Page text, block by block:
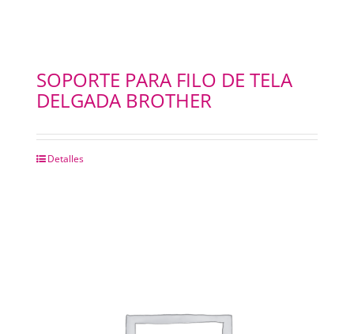
SOPORTE PARA FILO DE TELA
DELGADA BROTHER
Detalles